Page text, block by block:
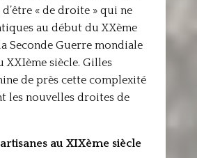
« de droite » qui ne
au début du XXème
Seconde Guerre mondiale
XXIème siècle. Gilles
de près cette complexité
les nouvelles droites de
au XIXème siècle